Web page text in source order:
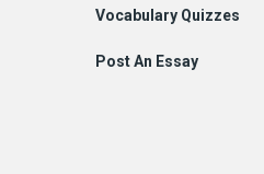
Vocabulary Quizzes
Post An Essay